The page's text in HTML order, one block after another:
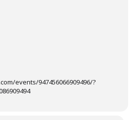
events/947456066909496/?